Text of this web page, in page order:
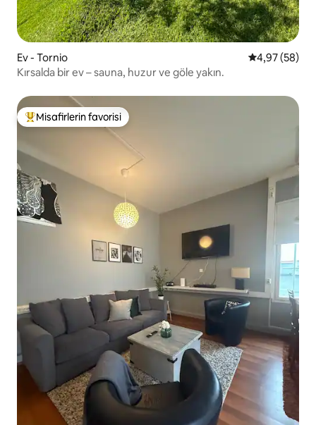
Ev - Tornio 5 üzerinden
4,97 (58)
Kırsalda bir ev – sauna, huzur ve göle yakın.
Misafirlerin favorilerinden en beğenilenler arasında
Misafirlerin favorisi